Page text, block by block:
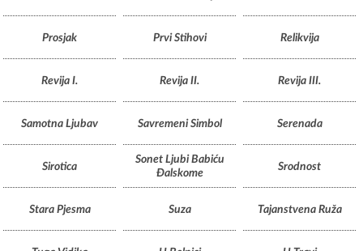
Prosjak Prvi Stihovi Relikvija
Revija I. Revija II. Revija III.
Samotna Ljubav Savremeni Simbol Serenada
Sirotica
Sonet Ljubi Babiću
Đalskome
Srodnost
Stara Pjesma Suza Tajanstvena Ruža